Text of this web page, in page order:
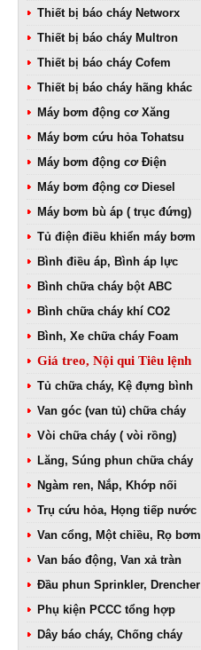
Thiết bị báo cháy Networx
Thiết bị báo cháy Multron
Thiết bị báo cháy Cofem
Thiết bị báo cháy hãng khác
Máy bơm động cơ Xăng
Máy bơm cứu hỏa Tohatsu
Máy bơm động cơ Điện
Máy bơm động cơ Diesel
Máy bơm bù áp ( trục đứng)
Tủ điện điều khiển máy bơm
Bình điều áp, Bình áp lực
Bình chữa cháy bột ABC
Bình chữa cháy khí CO2
Bình, Xe chữa cháy Foam
Giá treo, Nội qui Tiêu lệnh
Tủ chữa cháy, Kệ đựng bình
Van góc (van tủ) chữa cháy
Vòi chữa cháy ( vòi rồng)
Lăng, Súng phun chữa cháy
Ngàm ren, Nắp, Khớp nối
Trụ cứu hỏa, Họng tiếp nước
Van cổng, Một chiều, Rọ bơm
Van báo động, Van xả tràn
Đầu phun Sprinkler, Drencher
Phụ kiện PCCC tổng hợp
Dây báo cháy, Chống cháy